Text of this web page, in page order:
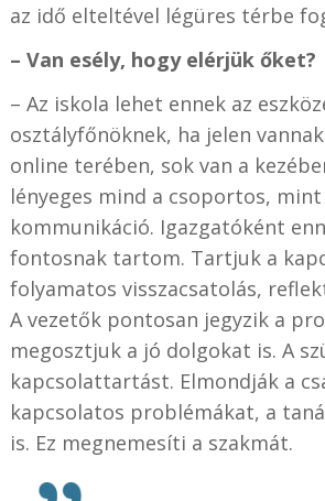
az idő elteltével légüres térbe
– Van esély, hogy elérjük őket?
– Az iskola lehet ennek az
osztályfőnöknek, ha jelen
online terében, sok van a
lényeges mind a csoportos, mint
kommunikáció. Igazgatóként
fontosnak tartom. Tartjuk a
folyamatos visszacsatolás,
A vezetők pontosan jegyzik a
megosztjuk a jó dolgokat is. A
kapcsolattartást. Elmondják a
kapcsolatos problémákat, a
is. Ez megnemesíti a szakmát.